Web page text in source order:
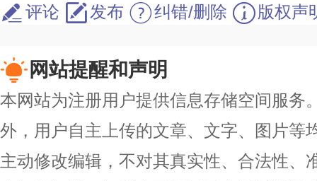
评论
发布 纠错/删除 版权声
网站提醒和声明
本网站为注册用户提供信息存储空间服务
外，用户自主上传的文章、文字、图片等
主动修改编辑，不对其真实性、合法性、